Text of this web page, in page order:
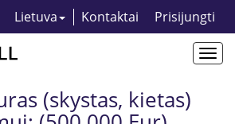
Lietuva Kontaktai Prisijungti
(skystas, kietas)